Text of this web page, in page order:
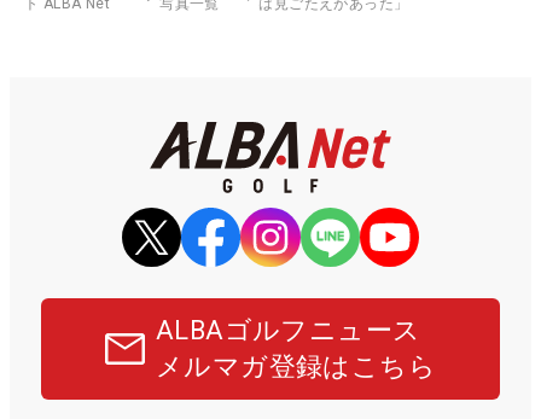
ALBAゴルフニュース
メルマガ登録はこちら